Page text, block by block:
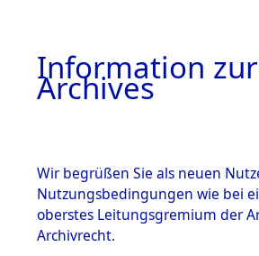
Information
Archives
Wir begrüßen Sie als neuen
Nutzungsbedingungen wie bei
oberstes Leitungsgremium der
Archivrecht.